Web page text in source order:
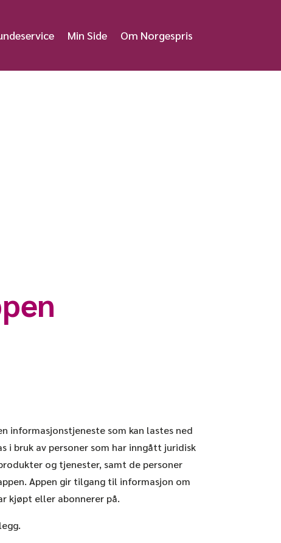
Min Side Om Norgespris
informasjonstjeneste som kan lastes ned
bruk av personer som har inngått juridisk
og tjenester, samt de personer
Appen gir tilgang til informasjon om
kjøpt eller abonnerer på.